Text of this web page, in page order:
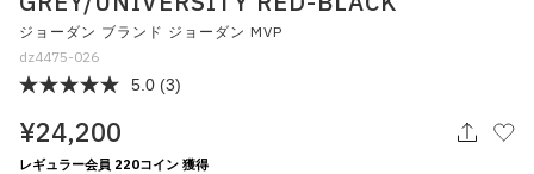
ジョーダン ブランド ジョーダン MVP
dz4475-026
5.0 (3)
¥24,200
レギュラー会員 220コイン 獲得